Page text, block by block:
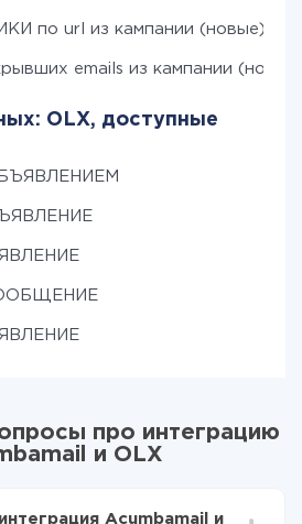
по url из кампании (новые)
emails из кампании
OLX, доступные
про интеграцию
и OLX
Acumbamail и